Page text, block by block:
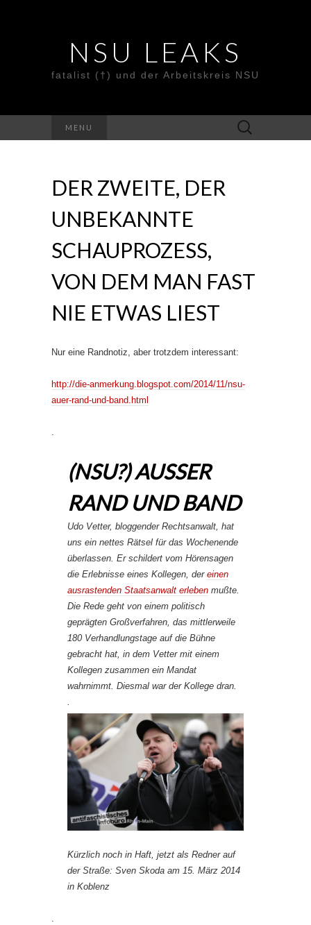
NSU LEAKS
fatalist (†) und der Arbeitskreis NSU
MENU
Suche
nach:
DER ZWEITE, DER
UNBEKANNTE
SCHAUPROZESS,
VON DEM MAN FAST
NIE ETWAS LIEST
Nur eine Randnotiz, aber trotzdem interessant:
http://die-anmerkung.blogspot.com/2014/11/nsu-
auer-rand-und-band.html
.
(NSU?) AUSSER R
AND UND BAND
Udo Vetter, bloggender Rechtsanwalt, hat
uns ein nettes Rätsel für das Wochenende
überlassen. Er schildert vom Hörensagen
die Erlebnisse eines Kollegen, der einen
ausrastenden Staatsanwalt erleben mußte.
Die Rede geht von einem politisch
geprägten Großverfahren, das mittlerweile
180 Verhandlungstage auf die Bühne
gebracht hat, in dem Vetter mit einem
Kollegen zusammen ein Mandat
wahrnimmt. Diesmal war der Kollege dran.
.
Kürzlich noch in Haft, jetzt als Redner auf
der Straße: Sven Skoda am 15. März 2014
in Koblenz
.